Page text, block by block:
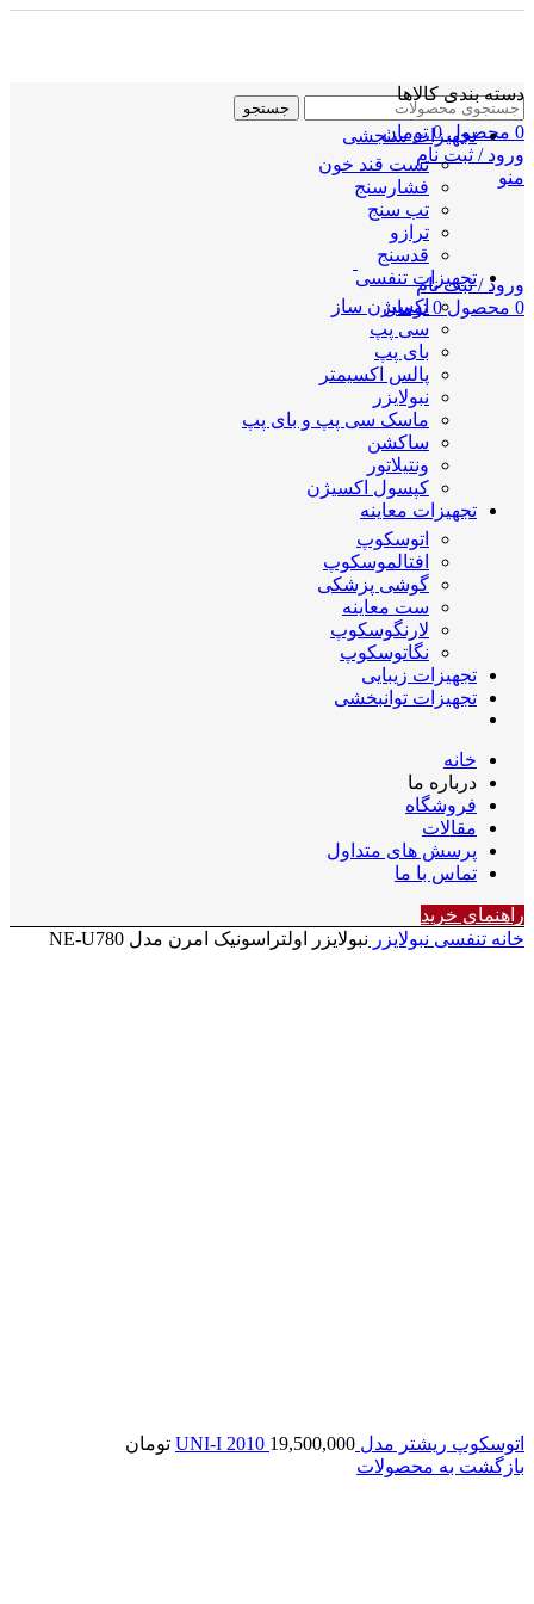
جستجو
0 محصول 0 تومان
ورود / ثبت نام
منو
ورود / ثبت نام
0 محصول 0 تومان
دسته بندی کالاها
تجهیزات سنجشی
تست قند خون
فشارسنج
تب سنج
ترازو
قدسنج
تجهیزات تنفسی
اکسیژن ساز
سی پپ
بای پپ
پالس اکسیمتر
نبولایزر
ماسک سی پپ و بای پپ
ساکشن
ونتیلاتور
کپسول اکسیژن
تجهیزات معاینه
اتوسکوپ
افتالموسکوپ
گوشی پزشکی
ست معاینه
لارنگوسکوپ
نگاتوسکوپ
تجهیزات زیبایی
تجهیزات توانبخشی
خانه
درباره ما
فروشگاه
مقالات
پرسش های متداول
تماس با ما
راهنمای خرید
خانه تنفسی نبولایزر نبولایزر اولتراسونیک امرن مدل NE-U780
اتوسکوپ ریشتر مدل UNI-I 2010 19,500,000
تومان
بازگشت به محصولات